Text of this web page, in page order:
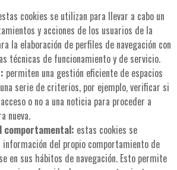
cookies se utilizan para llevar a cabo un
y acciones de los usuarios de la
la elaboración de perfiles de navegación con
técnicas de funcionamiento y de servicio.
permiten una gestión eficiente de espacios
serie de criterios, por ejemplo, verificar si
o no a una noticia para proceder a
nueva.
comportamental: estas cookies se
información del propio comportamiento de
en sus hábitos de navegación. Esto permite